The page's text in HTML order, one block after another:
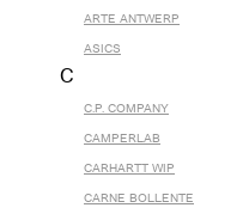
ARTE ANTWERP
ASICS
C
C.P. COMPANY
CAMPERLAB
CARHARTT WIP
CARNE BOLLENTE